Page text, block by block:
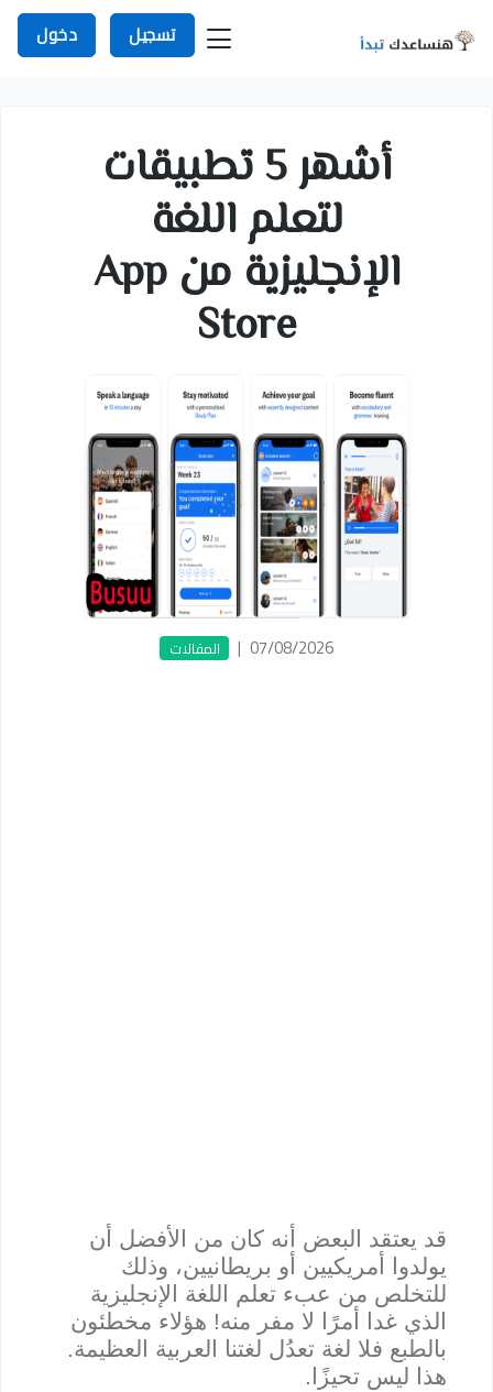
تسجيل دخول
أشهر 5 تطبيقات
لتعلم اللغة
الإنجليزية من App
Store
07/08/2026
| المقالات
قد يعتقد البعض أنه كان من الأفضل أن
يولدوا أمريكيين أو بريطانيين، وذلك
للتخلص من عبء تعلم اللغة الإنجليزية
الذي غدا أمرًا لا مفر منه! هؤلاء مخطئون
بالطبع فلا لغة تعدُل لغتنا العربية العظيمة.
هذا ليس تحيزًا.